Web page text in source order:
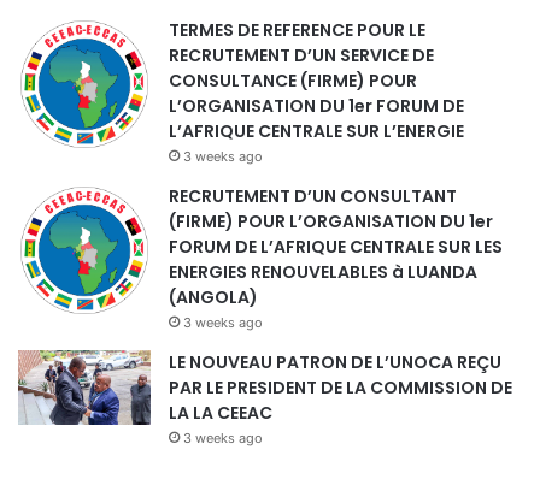
TERMES DE REFERENCE POUR LE
RECRUTEMENT D’UN SERVICE DE
CONSULTANCE (FIRME) POUR
L’ORGANISATION DU 1er FORUM DE
L’AFRIQUE CENTRALE SUR L’ENERGIE
3 weeks ago
RECRUTEMENT D’UN CONSULTANT
(FIRME) POUR L’ORGANISATION DU 1er
FORUM DE L’AFRIQUE CENTRALE SUR LES
ENERGIES RENOUVELABLES à LUANDA
(ANGOLA)
3 weeks ago
LE NOUVEAU PATRON DE L’UNOCA REÇU
PAR LE PRESIDENT DE LA COMMISSION DE
LA LA CEEAC
3 weeks ago